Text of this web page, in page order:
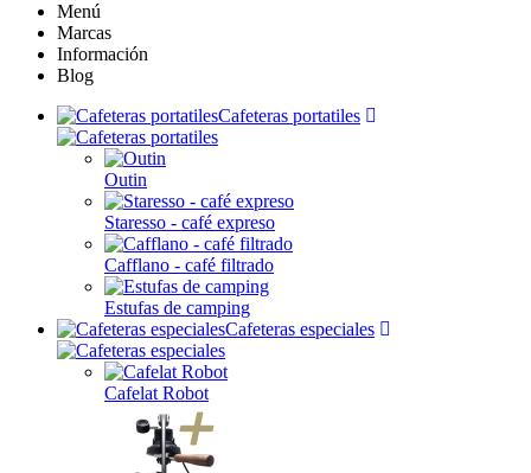
Menú
Marcas
Información
Blog
Cafeteras portatiles
Outin
Staresso - café expreso
Cafflano - café filtrado
Estufas de camping
Cafeteras especiales
Cafelat Robot